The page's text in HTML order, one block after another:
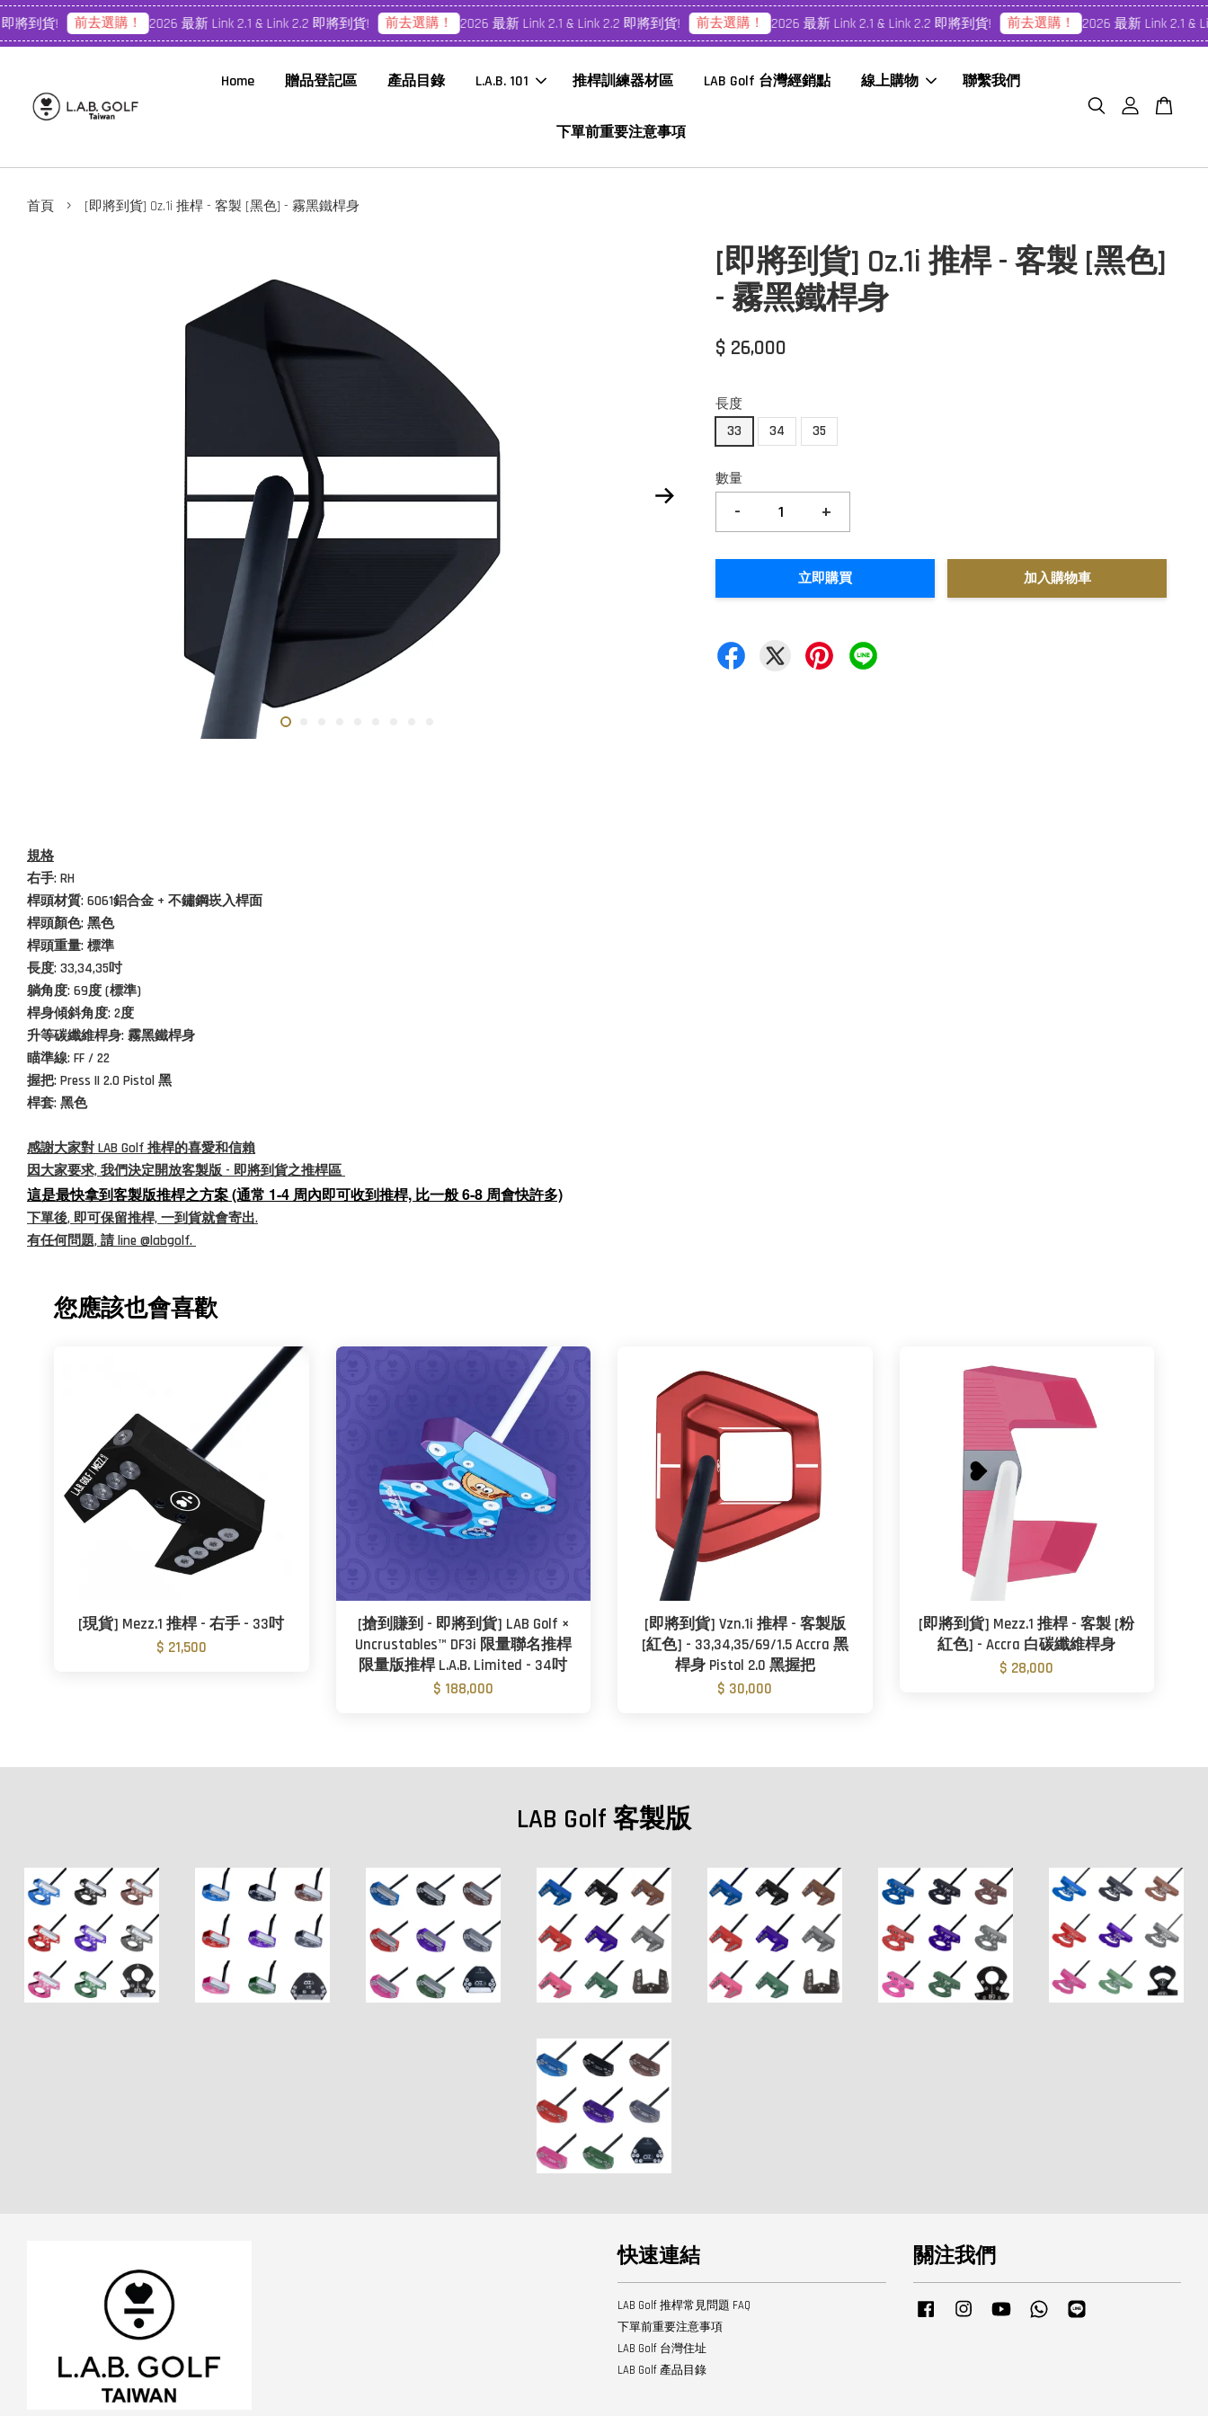
到貨! 前去選購！ 2026 最新 Link 2.1 & Link 2.2 即將到貨! 前去選購！ 2026 最新 Link 2.1 & Link 2.2 即將到貨! 前去選購！ 2026 最新 Link 2.1 & Link 2.2 即將到貨! 前去選購！ 2026 最新 Link 2.1 &
Home 贈品登記區 產品目錄 L.A.B. 101 推桿訓練器材區 LAB Golf 台灣經銷點 線上購物 聯繫我們
下單前重要注意事項
首頁 › [即將到貨] Oz.1i 推桿 - 客製 [黑色] - 霧黑鐵桿身
[即將到貨] Oz.1i 推桿 - 客製 [黑色]
- 霧黑鐵桿身
$ 26,000
長度
33
34 35
數量
- +
立即購買 加入購物車
規格
右手: RH
桿頭材質: 6061鋁合金 + 不鏽鋼崁入桿面
桿頭顏色: 黑色
桿頭重量: 標準
長度: 33,34,35吋
躺角度: 69度 (標準)
桿身傾斜角度: 2度
升等碳纖維桿身: 霧黑鐵桿身
瞄準線: FF / 22
握把: Press II 2.0 Pistol 黑
桿套: 黑色
感謝大家對 LAB Golf 推桿的喜愛和信賴
因大家要求, 我們決定開放客製版 - 即將到貨之推桿區
這是最快拿到客製版推桿之方案 (通常 1-4 周內即可收到推桿, 比一般 6-8 周會快許多)
下單後, 即可保留推桿, 一到貨就會寄出.
有任何問題, 請 line @labgolf.
您應該也會喜歡
[現貨] Mezz.1 推桿 - 右手 - 33吋
$ 21,500
[搶到賺到 - 即將到貨] LAB Golf ×
Uncrustables™ DF3i 限量聯名推桿
限量版推桿 L.A.B. Limited - 34吋
$ 188,000
[即將到貨] Vzn.1i 推桿 - 客製版
[紅色] - 33,34,35/69/1.5 Accra 黑
桿身 Pistol 2.0 黑握把
$ 30,000
[即將到貨] Mezz.1 推桿 - 客製 [粉
紅色] - Accra 白碳纖維桿身
$ 28,000
LAB Golf 客製版
快速連結
LAB Golf 推桿常見問題 FAQ
下單前重要注意事項
LAB Golf 台灣住址
LAB Golf 產品目錄
關注我們
Facebook InstagramYouTube Whatsapp